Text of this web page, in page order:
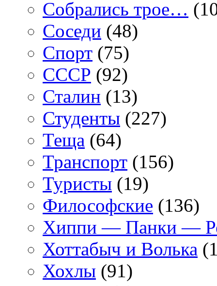
Собрались трое…
Соседи (48)
Спорт (75)
СССР (92)
Сталин (13)
Студенты (227)
Теща (64)
Транспорт (156)
Туристы (19)
Философские (136)
Хиппи — Панки —
Хоттабыч и Волька
Хохлы (91)